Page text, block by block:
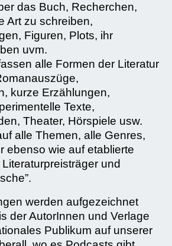
das Buch, Recherchen,
Art zu schreiben,
Figuren, Plots, ihr
uvm.
alle Formen der Literatur
kurze Erzählungen,
Texte,
Theater, Hörspiele usw.
alle Themen, alle Genres,
ebenso wie auf etablierte
und
werden aufgezeichnet
der AutorInnen und Verlage
Publikum auf unserer